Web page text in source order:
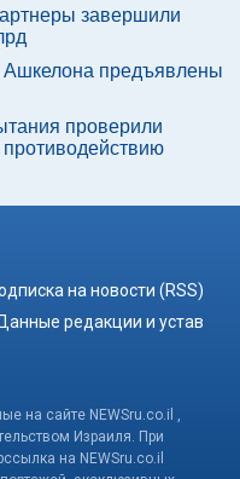
завершили
предъявлены
проверили
на новости (RSS)
редакции и устав
на сайте NEWSru.co.il ,
Израиля. При
на NEWSru.co.il